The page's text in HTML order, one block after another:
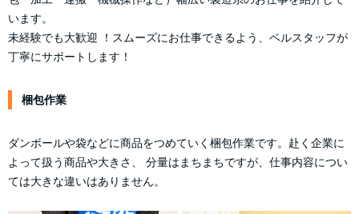
います。
未経験でも大歓迎 ！スムーズにお仕事できるよう、ベルスタッフが
丁寧にサポートします！
梱包作業
ダンボールや袋などに商品をつめていく梱包作業です。赴く企業に
よって扱う商品や大きさ、 分量はまちまちですが、仕事内容につい
ては大きな違いはありません。